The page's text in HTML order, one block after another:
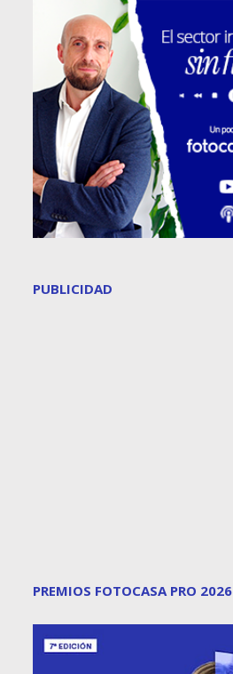
PUBLICIDAD
PREMIOS FOTOCASA PRO 2026